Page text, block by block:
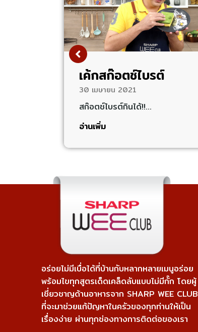
เค้กสก๊อตช์ไบรต์
30 เมษายน 2021
สก๊อตช์ไบรต์กินได้!!…
อ่านเพิ่ม
อร่อยไม่มีเบื่อได้ที่บ้านกับหลากหลายเมนูอร่อย
พร้อมไขทุกสูตรเด็ดเคล็ดลับแบบไม่มีกั๊ก โดยผู้
เชี่ยวชาญด้านอาหารจาก SHARP WEE CLUB
ที่จะมาช่วยแก้ปัญหาในครัวของทุกท่านให้เป็น
เรื่องง่าย ผ่านทุกช่องทางการติดต่อของเรา